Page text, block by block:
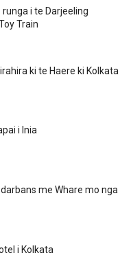
i te Darjeeling
Train
ki te Haere ki Kolkata
i Inia
me Whare mo nga
i Kolkata